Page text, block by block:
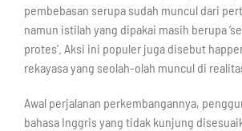
pembebasan serupa sudah muncul dari
namun istilah yang dipakai masih berupa
protes’. Aksi ini populer juga disebut
rekayasa yang seolah-olah muncul di
Awal perjalanan perkembangannya,
bahasa Inggris yang tidak kunjung